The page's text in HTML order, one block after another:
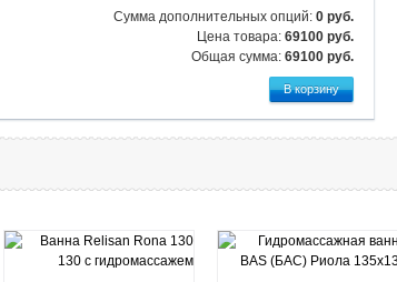
Сумма дополнительных опций: 0 руб.
Цена товара: 69100 руб.
Общая сумма: 69100 руб.